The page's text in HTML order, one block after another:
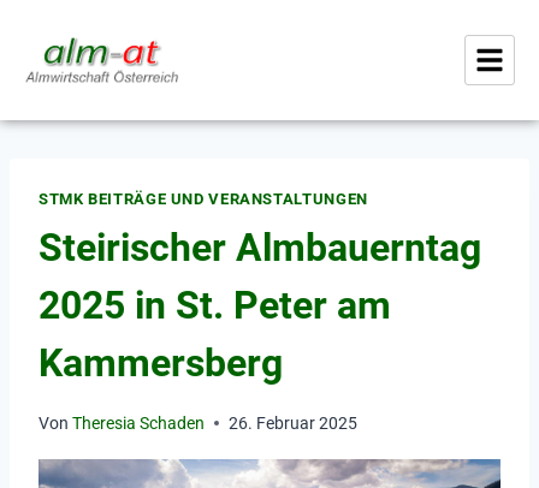
STMK BEITRÄGE UND VERANSTALTUNGEN
Steirischer Almbauerntag
2025 in St. Peter am
Kammersberg
Von Theresia Schaden 26. Februar 2025